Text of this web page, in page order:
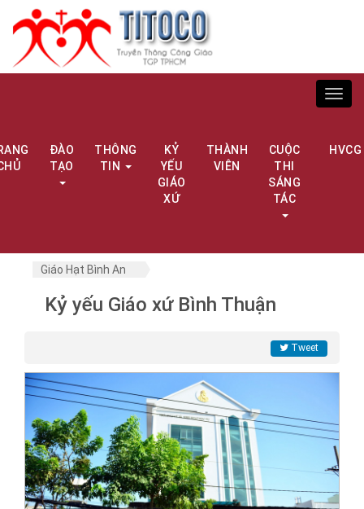
ĐÀO
TẠO
THÔNG
TIN
KỶ
YẾU
GIÁO
XỨ
THÀNH
VIÊN
CUỘC
THI
SÁNG
TÁC
HVCG
Giáo Hạt Bình An
Kỷ yếu Giáo xứ Bình Thuận
Tweet